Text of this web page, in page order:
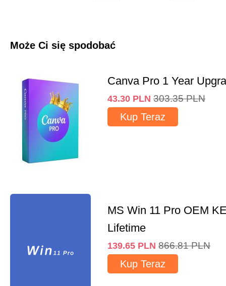
Może Ci się spodobać
Canva Pro 1 Year
43.30 PLN 303.35 PLN
Kup Teraz
MS Win 11 Pro OEM
Lifetime
139.65 PLN 866.81 PLN
Kup Teraz